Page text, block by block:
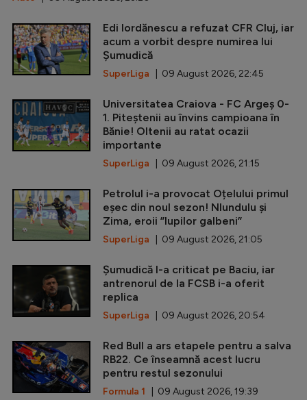
Edi Iordănescu a refuzat CFR Cluj, iar
acum a vorbit despre numirea lui
Șumudică
SuperLiga | 09 August 2026, 22:45
Universitatea Craiova - FC Argeș 0-
1. Piteștenii au învins campioana în
Bănie! Oltenii au ratat ocazii
importante
SuperLiga | 09 August 2026, 21:15
Petrolul i-a provocat Oțelului primul
eșec din noul sezon! Nlundulu și
Zima, eroii ”lupilor galbeni”
SuperLiga | 09 August 2026, 21:05
Șumudică l-a criticat pe Baciu, iar
antrenorul de la FCSB i-a oferit
replica
SuperLiga | 09 August 2026, 20:54
Red Bull a ars etapele pentru a salva
RB22. Ce înseamnă acest lucru
pentru restul sezonului
Formula 1 | 09 August 2026, 19:39